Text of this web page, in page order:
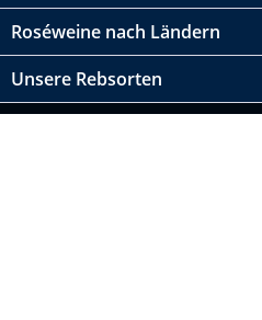
Roséweine nach Ländern
Unsere Rebsorten